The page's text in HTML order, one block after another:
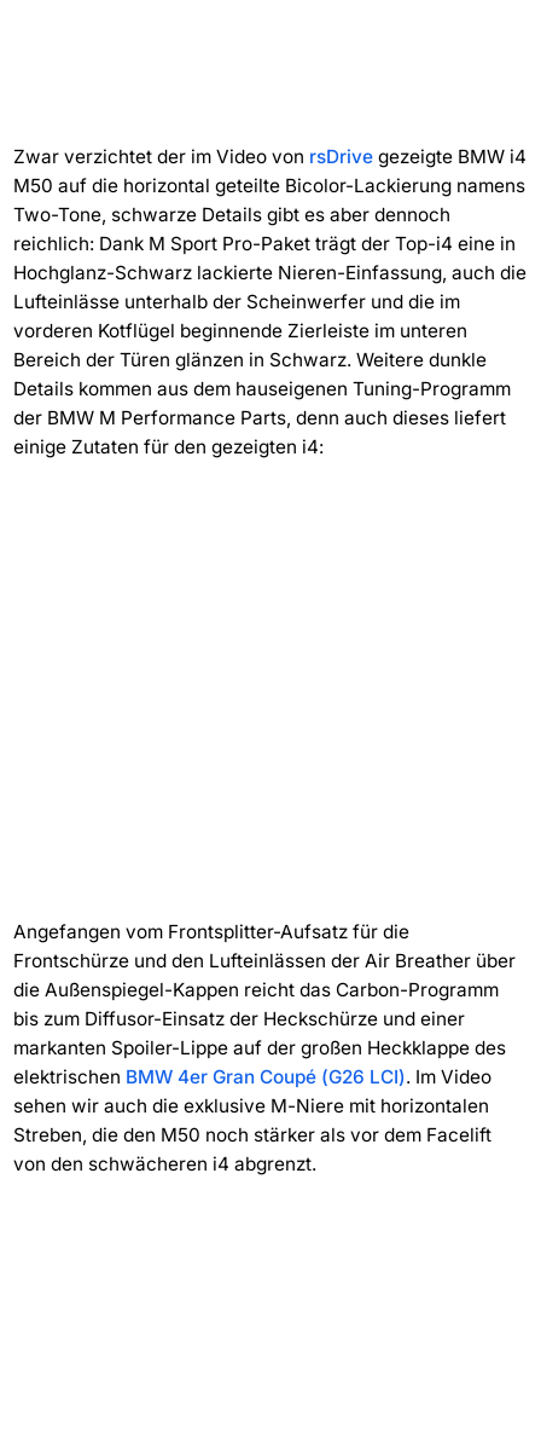
Zwar verzichtet der im Video von rsDrivegezeigte BMW i4
M50 auf die horizontal geteilte Bicolor-Lackierung namens
Two-Tone, schwarze Details gibt es aber dennoch
reichlich: Dank M Sport Pro-Paket trägt der Top-i4 eine in
Hochglanz-Schwarz lackierte Nieren-Einfassung, auch die
Lufteinlässe unterhalb der Scheinwerfer und die im
vorderen Kotflügel beginnende Zierleiste im unteren
Bereich der Türen glänzen in Schwarz. Weitere dunkle
Details kommen aus dem hauseigenen Tuning-Programm
der BMW M Performance Parts, denn auch dieses liefert
einige Zutaten für den gezeigten i4:
Angefangen vom Frontsplitter-Aufsatz für die
Frontschürze und den Lufteinlässen der Air Breather über
die Außenspiegel-Kappen reicht das Carbon-Programm
bis zum Diffusor-Einsatz der Heckschürze und einer
markanten Spoiler-Lippe auf der großen Heckklappe des
elektrischen BMW 4er Gran Coupé (G26 LCI). Im Video
sehen wir auch die exklusive M-Niere mit horizontalen
Streben, die den M50 noch stärker als vor dem Facelift
von den schwächeren i4 abgrenzt.